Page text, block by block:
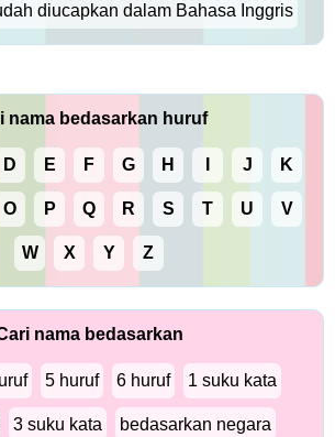
diucapkan dalam Bahasa Inggris
nama bedasarkan huruf
D E F G H J K
O P Q R S T U V
W X Y Z
nama bedasarkan
5 huruf 6 huruf 1 suku kata
3 suku kata bedasarkan negara